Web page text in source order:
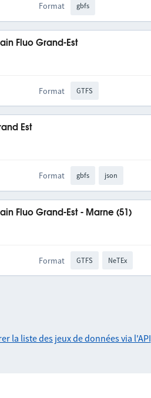
Format gbfs
Fluo Grand-Est
Format GTFS
Est
Format gbfs json
Fluo Grand-Est - Marne (51)
Format GTFS NeTEx
la liste des jeux de données via l'API